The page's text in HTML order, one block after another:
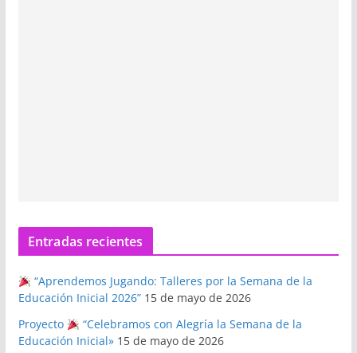
Entradas recientes
“Aprendemos Jugando: Talleres por la Semana de la
Educación Inicial 2026” 15 de mayo de 2026
Proyecto
“Celebramos con Alegría la Semana de la
Educación Inicial» 15 de mayo de 2026